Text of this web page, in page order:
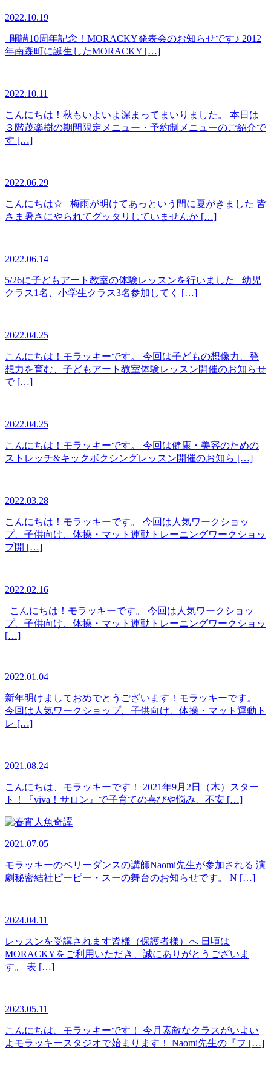
2022.10.19
開講10周年記念！MORACKY発表会のお知らせです♪ 2012
年南森町に誕生したMORACKY […]
2022.10.11
こんにちは！秋もいよいよ深まってまいりました。 本日は
３階茂楽樹の期間限定メニュー・予約制メニューのご紹介で
す […]
2022.06.29
こんにちは☆ 梅雨が明けてあっという間に夏がきました 皆
さま暑さにやられてグッタリしていませんか […]
2022.06.14
5/26に子どもアート教室の体験レッスンを行いました 幼児
クラス1名、小学生クラス3名参加してく […]
2022.04.25
こんにちは！モラッキーです。 今回は子どもの想像力、発
想力を育む、子どもアート教室体験レッスン開催のお知らせ
で […]
2022.04.25
こんにちは！モラッキーです。 今回は健康・美容のための
ストレッチ&キックボクシングレッスン開催のお知ら […]
2022.03.28
こんにちは！モラッキーです。 今回は人気ワークショッ
プ、子供向け、体操・マット運動トレーニングワークショッ
プ開 […]
2022.02.16
こんにちは！モラッキーです。 今回は人気ワークショッ
プ、子供向け、体操・マット運動トレーニングワークショッ
[…]
2022.01.04
新年明けましておめでとうございます！モラッキーです。
今回は人気ワークショップ、子供向け、体操・マット運動ト
レ […]
2021.08.24
こんにちは、モラッキーです！ 2021年9月2日（木）スター
ト！『viva！サロン』で子育ての喜びや悩み、不安 […]
2021.07.05
モラッキーのベリーダンスの講師Naomi先生が参加される 演
劇秘密結社ピーピー・スーの舞台のお知らせです。 N […]
2024.04.11
レッスンを受講されます皆様（保護者様）へ 日頃は
MORACKYをご利用いただき、誠にありがとうございま
す。 表 […]
2023.05.11
こんにちは、モラッキーです！ 今月素敵なクラスがいよい
よモラッキースタジオで始まります！ Naomi先生の『フ […]